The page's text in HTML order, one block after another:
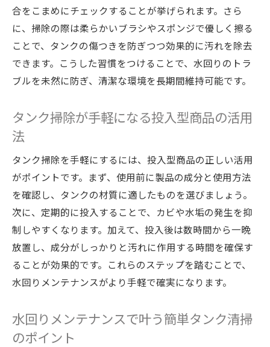
合をこまめにチェックすることが挙げられます。さら
に、掃除の際は柔らかいブラシやスポンジで優しく擦る
ことで、タンクの傷つきを防ぎつつ効果的に汚れを除去
できます。こうした習慣をつけることで、水回りのトラ
ブルを未然に防ぎ、清潔な環境を長期間維持可能です。
タンク掃除が手軽になる投入型商品の活用
法
タンク掃除を手軽にするには、投入型商品の正しい活用
がポイントです。まず、使用前に製品の成分と使用方法
を確認し、タンクの材質に適したものを選びましょう。
次に、定期的に投入することで、カビや水垢の発生を抑
制しやすくなります。加えて、投入後は数時間から一晩
放置し、成分がしっかりと汚れに作用する時間を確保す
ることが効果的です。これらのステップを踏むことで、
水回りメンテナンスがより手軽で確実になります。
水回りメンテナンスで叶う簡単タンク清掃
のポイント